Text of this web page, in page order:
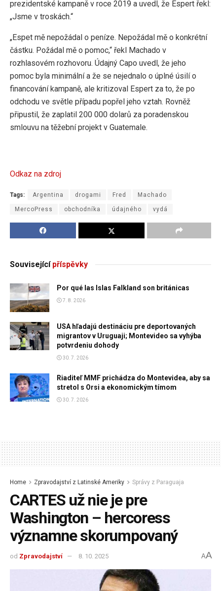
prezidentské kampaně v roce 2019 a uvedl, že Espert řekl:
„Jsme v troskách.“
„Espet mě nepožádal o peníze. Nepožádal mě o konkrétní
částku. Požádal mě o pomoc,“ řekl Machado v
rozhlasovém rozhovoru. Údajný Capo uvedl, že jeho
pomoc byla minimální a že se nejednalo o úplné úsilí o
financování kampaně, ale kritizoval Espert za to, že po
odchodu ve světle případu popřel jeho vztah. Rovněž
připustil, že zaplatil 200 000 dolarů za poradenskou
smlouvu na těžební projekt v Guatemale.
Odkaz na zdroj
Tags: Argentina drogami Fred Machado
MercoPress obchodníka údajného vydá
Souvisejícípříspěvky
Por qué las Islas Falkland son británicas
7. 8. 2026
USA hľadajú destináciu pre deportovaných
migrantov v Uruguaji; Montevideo sa vyhýba
potvrdeniu dohody
30. 7. 2026
Riaditeľ MMF prichádza do Montevidea, aby sa
stretol s Orsi a ekonomickým tímom
30. 7. 2026
Home Zpravodajství z Latinské Ameriky Správy z Paraguaja
CARTES už nie je pre
Washington – hercoress
významne skorumpovaný
od Zpravodajství 8. 10. 2025 AA